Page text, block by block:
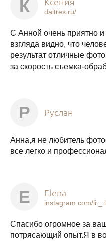
К daitres.ru/
С Анной очень приятно и
взгляда видно, что
результат отличные
за скорость съемка-
Р Руслан
Анна,я не любитель
все легко и
E Elena
instagram.com/
Спасибо огромное за
потрясающий опыт.Я в